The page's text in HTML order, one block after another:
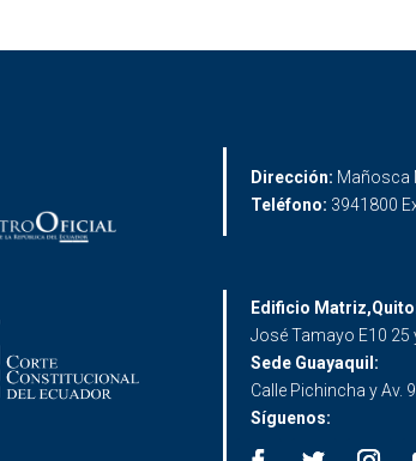
Dirección: Mañosca
Teléfono: 3941800
Edificio
José Tamayo E10 25
Sede Guayaquil:
Calle Pichincha y Av.
Síguenos: